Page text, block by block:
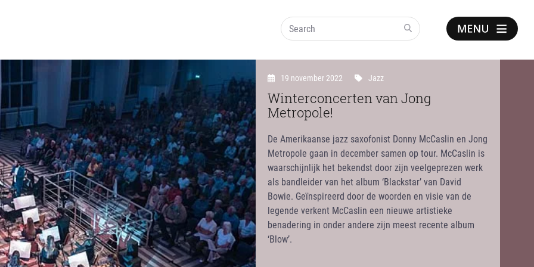
Show
notice
Search
19 november 2022 Jazz
Winterconcerten van Jong
Metropole!
De Amerikaanse jazz saxofonist Donny McCaslin en Jong
Metropole gaan in december samen op tour. McCaslin is
waarschijnlijk het bekendst door zijn veelgeprezen werk
als bandleider van het album ‘Blackstar’ van David
Bowie. Geïnspireerd door de woorden en visie van de
legende verkent McCaslin een nieuwe artistieke
benadering in onder andere zijn meest recente album
‘Blow’.